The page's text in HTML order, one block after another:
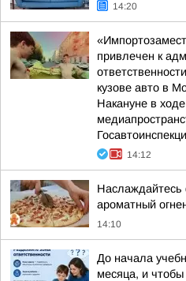
14:20
привлечен к
кузове авто в
Накануне в
14:12
ароматный
14:10
До начала
месяца, и